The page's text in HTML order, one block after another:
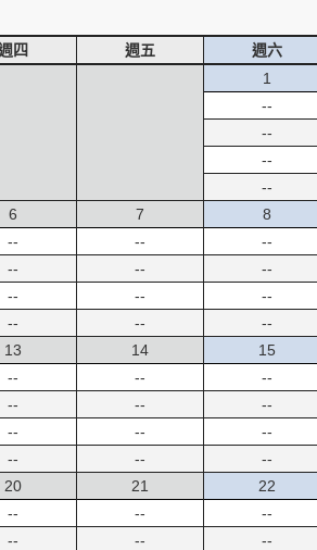
四 週五 週六
1
--
--
--
--
6
--
--
--
--
7
--
--
--
--
8
--
--
--
--
13
--
--
--
--
14
--
--
--
--
15
--
--
--
--
20
--
--
21
--
--
22
--
--